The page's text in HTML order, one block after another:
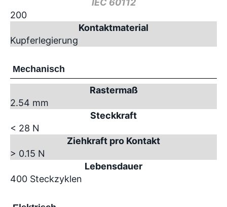
IEC 60112
200
Kontaktmaterial
Kupferlegierung
Mechanisch
Rastermaß
2.54 mm
Steckkraft
< 28 N
Ziehkraft pro Kontakt
> 0.15 N
Lebensdauer
400 Steckzyklen